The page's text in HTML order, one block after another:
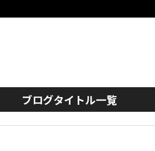
ブログタイトル一覧